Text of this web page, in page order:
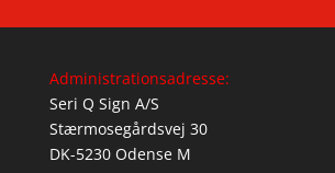
Administrationsadresse:
Seri Q Sign A/S
Stærmosegårdsvej 30
DK-5230 Odense M